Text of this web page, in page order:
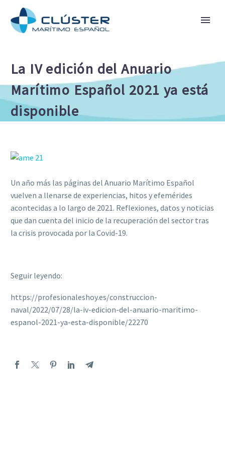
La IV edición del Anuario
Marítimo Español 2021 ya está
disponible
Un año más las páginas del Anuario Marítimo Español
vuelven a llenarse de experiencias, hitos y efemérides
acontecidas a lo largo de 2021. Reflexiones, datos y noticias
que dan cuenta del inicio de la recuperación del sector tras
la crisis provocada por la Covid-19.
Seguir leyendo:
https://profesionaleshoy.es/construccion-
naval/2022/07/28/la-iv-edicion-del-anuario-maritimo-
espanol-2021-ya-esta-disponible/22270